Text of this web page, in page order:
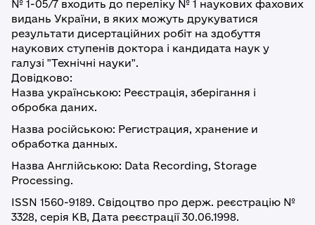
№ 1-05/7 входить до переліку № 1 наукових фахових
видань України, в яких можуть друкуватися
результати дисертаційних робіт на здобуття
наукових ступенів доктора і кандидата наук у
галузі "Технічні науки".
Довідково:
Назва українською: Реєстрація, зберігання і
обробка даних.
Назва російською: Регистрация, хранение и
обработка данныx.
Назва Англійською: Data Recording, Storage
Processing.
ISSN 1560-9189. Свідоцтво про держ. реєстрацію №
3328, серія КВ, Дата реєстрації 30.06.1998.